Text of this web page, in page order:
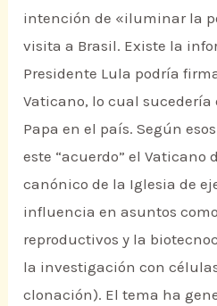
intención de «iluminar la
visita a Brasil. Existe la
Presidente Lula podría
Vaticano, lo cual
Papa en el país. Según
este “acuerdo” el Vaticano
canónico de la Iglesia de
influencia en asuntos
reproductivos y la
la investigación con
clonación). El tema ha